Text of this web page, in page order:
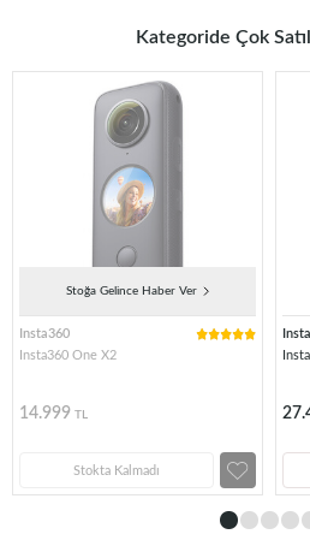
Kategoride Çok
Stoğa Gelince Haber Ver
Insta360
Insta360 One X2
14.999 TL
Stokta Kalmadı